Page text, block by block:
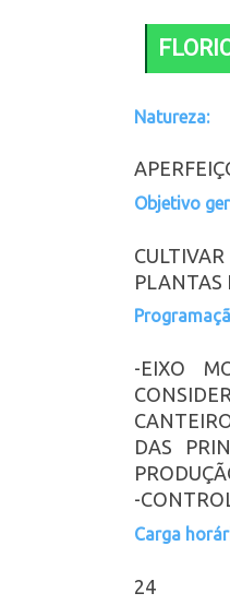
Natureza:
Objetivo
PLANTAS
-EIXO
DAS
-
Carga
24